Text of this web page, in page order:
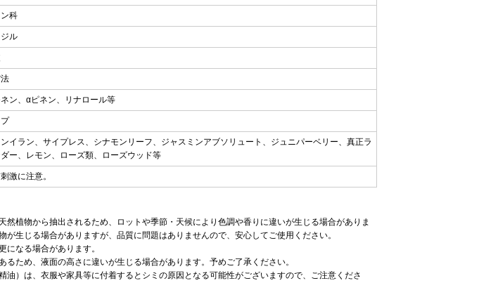
ン科
ル
ネン、αピネン、リナロール等
プ
イラン、サイプレス、シナモンリーフ、ジャスミンアブソリュート、ジュニパーベリー、真正ラ
ー、レモン、ローズ類、ローズウッド等
激に注意。
植物から抽出されるため、ロットや季節・天候により色調や香りに違いが生じる場合がありま
が生じる場合がありますが、品質に問題はありませんので、安心してご使用ください。
なる場合があります。
ため、液面の高さに違いが生じる場合があります。予めご了承ください。
）は、衣服や家具等に付着するとシミの原因となる可能性がございますので、ご注意くださ